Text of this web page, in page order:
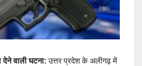
वाली घटना: उत्तर प्रदेश के अलीगढ़ में